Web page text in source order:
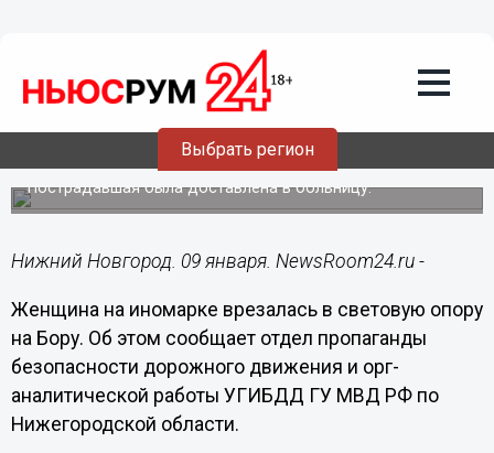
Выбрать регион
09.01.201713:12
Женщина на иномарке врезалась в
световую опору на Бору
Пострадавшая была доставлена в больницу.
Нижний Новгород. 09 января. NewsRoom24.ru -
Женщина на иномарке врезалась в световую опору
на Бору. Об этом сообщает отдел пропаганды
безопасности дорожного движения и орг-
аналитической работы УГИБДД ГУ МВД РФ по
Нижегородской области.